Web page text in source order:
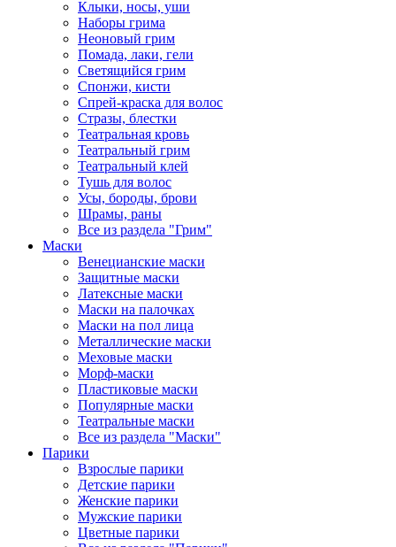
Клыки, носы, уши
Наборы грима
Неоновый грим
Помада, лаки, гели
Светящийся грим
Спонжи, кисти
Спрей-краска для волос
Стразы, блестки
Театральная кровь
Театральный грим
Театральный клей
Тушь для волос
Усы, бороды, брови
Шрамы, раны
Все из раздела "Грим"
Маски
Венецианские маски
Защитные маски
Латексные маски
Маски на палочках
Маски на пол лица
Металлические маски
Меховые маски
Морф-маски
Пластиковые маски
Популярные маски
Театральные маски
Все из раздела "Маски"
Парики
Взрослые парики
Детские парики
Женские парики
Мужские парики
Цветные парики